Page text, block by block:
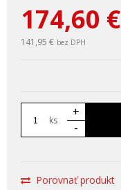
174,60 €
141,95 € bez DPH
ks
+
-
Porovnať produkt